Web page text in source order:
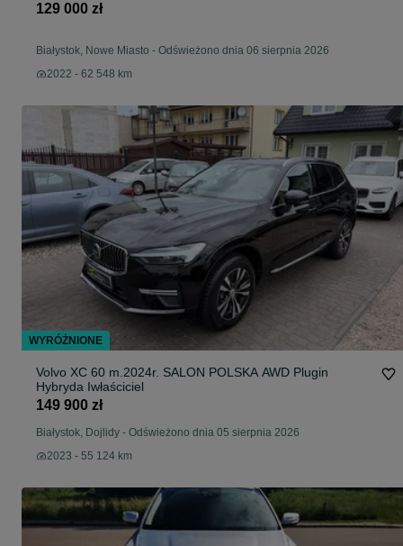
129 000 zł
Białystok, Nowe Miasto - Odświeżono dnia 06 sierpnia 2026
2022 - 62 548 km
Volvo XC 60 m.2024r. SALON POLSKA AWD Plugin
Hybryda Iwłaściciel
149 900 zł
Białystok, Dojlidy - Odświeżono dnia 05 sierpnia 2026
2023 - 55 124 km
WYRÓŻNIONE